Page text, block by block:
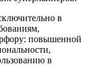
в
повышенной
в